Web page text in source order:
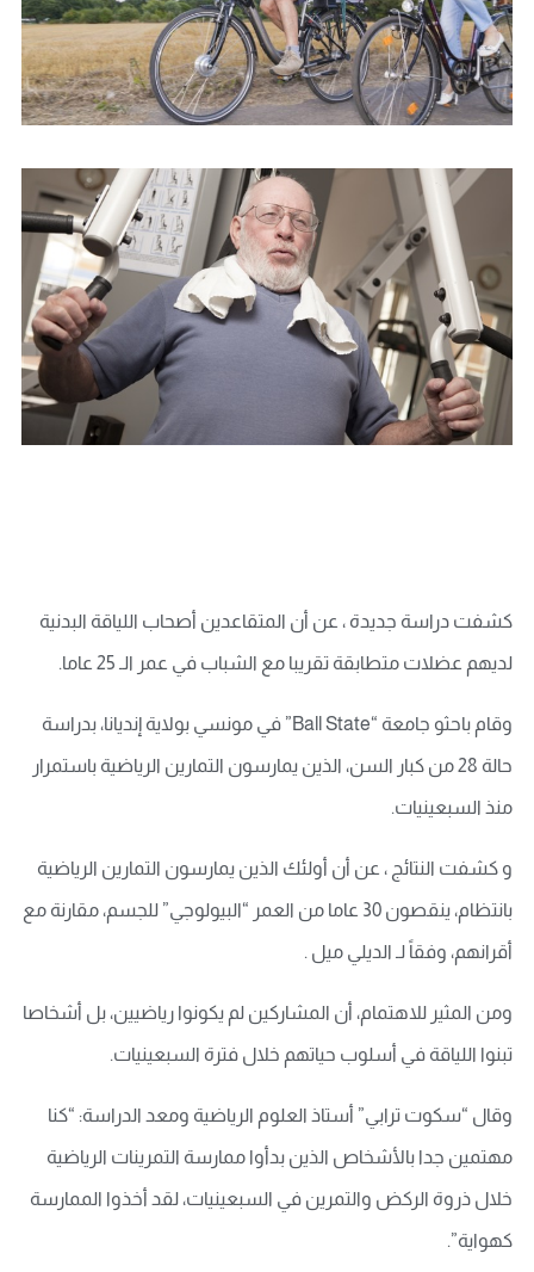
كشفت دراسة جديدة ، عن أن المتقاعدين أصحاب اللياقة البدنية
لديهم عضلات متطابقة تقريبا مع الشباب في عمر الـ 25 عاما.
وقام باحثو جامعة “Ball State” في مونسي بولاية إنديانا، بدراسة
حالة 28 من كبار السن، الذين يمارسون التمارين الرياضية باستمرار
منذ السبعينيات.
و كشفت النتائج ، عن أن أولئك الذين يمارسون التمارين الرياضية
بانتظام، ينقصون 30 عاما من العمر “البيولوجي” للجسم، مقارنة مع
أقرانهم، وفقاً لـ الديلي ميل .
ومن المثير للاهتمام، أن المشاركين لم يكونوا رياضيين، بل أشخاصا
تبنوا اللياقة في أسلوب حياتهم خلال فترة السبعينيات.
وقال “سكوت ترابي” أستاذ العلوم الرياضية ومعد الدراسة: “كنا
مهتمين جدا بالأشخاص الذين بدأوا ممارسة التمرينات الرياضية
خلال ذروة الركض والتمرين في السبعينيات، لقد أخذوا الممارسة
كهواية”.